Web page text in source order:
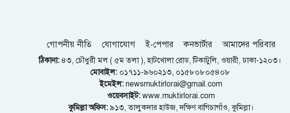
গোপনীয় নীতি যোগাযোগ ই-পেপার কনভার্টার আমাদের পরিবার
ঠিকানা: ৪৩, চৌধুরী মল ( ৫ম তলা ), হাটখোলা রোড, টিকাটুলি, ওয়ারী, ঢাকা-১২০৩।
মোবাইল:০১৭১১-৯৬০২১৩, ০১৫৮০৮০৫৪০৮
ইমেইল: newsmuktirlorai@gmail.com
ওয়েবসাইট: www.muktirlorai.com
কুমিল্লা অফিস: ৯১৩, তালুকদার হাউজ, দক্ষিণ বাগিচাগাঁও, কুমিল্লা।